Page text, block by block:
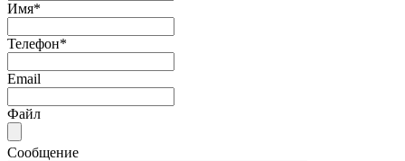
Имя*
Телефон*
Email
Файл
Сообщение